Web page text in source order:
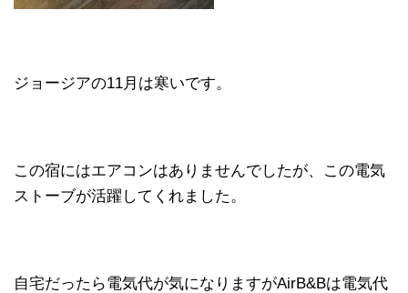
ジョージアの11月は寒いです。
この宿にはエアコンはありませんでしたが、この電気
ストーブが活躍してくれました。
自宅だったら電気代が気になりますがAirB&Bは電気代